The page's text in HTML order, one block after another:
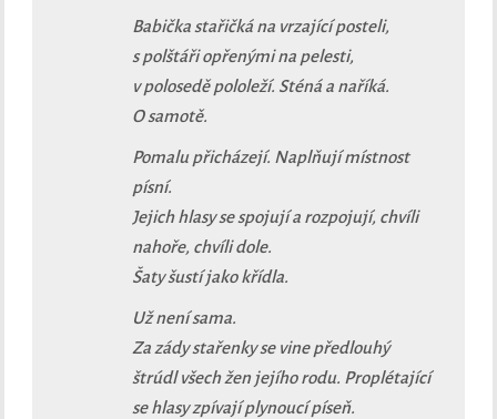
Babička stařičká na vrzající posteli,
s polštáři opřenými na pelesti,
v polosedě pololeží. Sténá a naříká.
O samotě.
Pomalu přicházejí. Naplňují místnost
písní.
Jejich hlasy se spojují a rozpojují, chvíli
nahoře, chvíli dole.
Šaty šustí jako křídla.
Už není sama.
Za zády stařenky se vine předlouhý
štrúdl všech žen jejího rodu. Proplétající
se hlasy zpívají plynoucí píseň.